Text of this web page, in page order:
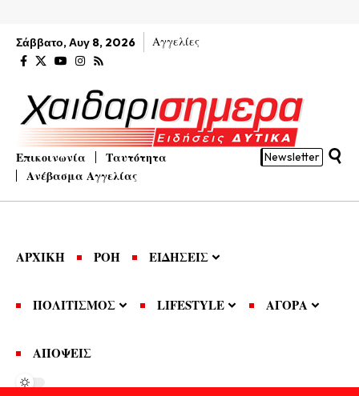
Σάββατο, Αυγ 8, 2026 Αγγελίες
Επικοινωνία
Ταυτότητα
Ανέβασμα Αγγελίας
Newsletter
ΑΡΧΙΚΗ ΡΟΗ ΕΙΔΗΣΕΙΣ
ΠΟΛΙΤΙΣΜΟΣ LIFESTYLE ΑΓΟΡΑ
ΑΠΟΨΕΙΣ